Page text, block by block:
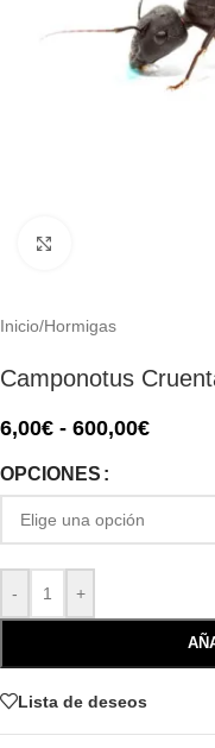
Inicio/Hormigas
Camponotus
6,00€ - 600,00€
OPCIONES
- +
Lista de deseos